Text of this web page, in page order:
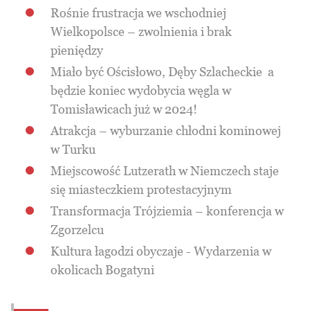
Rośnie frustracja we wschodniej
Wielkopolsce – zwolnienia i brak
pieniędzy
Miało być Ościsłowo, Dęby Szlacheckie a
będzie koniec wydobycia węgla w
Tomisławicach już w 2024!
Atrakcja – wyburzanie chłodni kominowej
w Turku
Miejscowość Lutzerath w Niemczech staje
się miasteczkiem protestacyjnym
Transformacja Trójziemia – konferencja w
Zgorzelcu
Kultura łagodzi obyczaje - Wydarzenia w
okolicach Bogatyni